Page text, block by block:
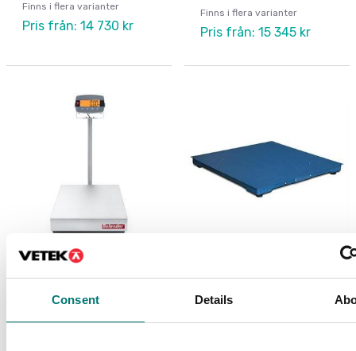
Consent Details
Finns i flera varianter
Pris från: 14 730 kr
Finns i flera varianter
Pris från: 15 345 kr
Digitala vågar
Golvvåg Ohaus
Defender 3000. Med
pelare.
Golvvågsplatta FL
Finns i flera varianter